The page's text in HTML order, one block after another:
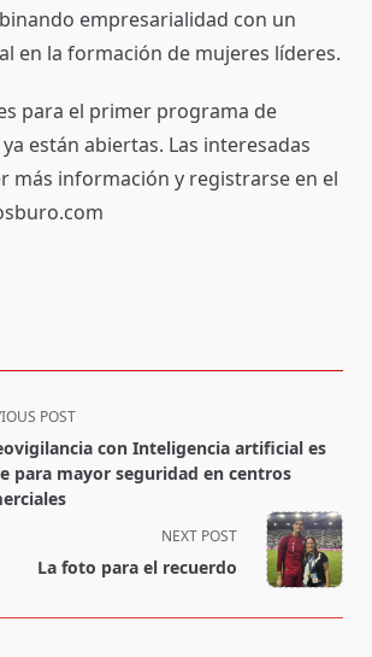
empresarialidad con un
en la formación de mujeres líderes.
para el primer programa de
están abiertas. Las interesadas
más información y registrarse en el
POST
con Inteligencia artificial es
para mayor seguridad en centros
NEXT POST
La foto para el recuerdo